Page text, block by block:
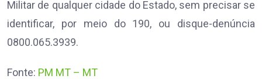
Militar de qualquer cidade do Estado, sem precisar se
identificar, por meio do 190, ou disque-denúncia
0800.065.3939.
Fonte: PM MT – MT